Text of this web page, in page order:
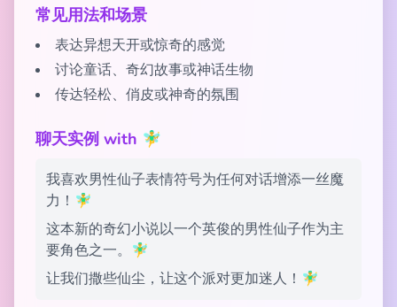
常见用法和场景
表达异想天开或惊奇的感觉
讨论童话、奇幻故事或神话生物
传达轻松、俏皮或神奇的氛围
聊天实例 with 🧚‍♂️
我喜欢男性仙子表情符号为任何对话增添一丝魔
力！🧚‍♂️
这本新的奇幻小说以一个英俊的男性仙子作为主
要角色之一。🧚‍♂️
让我们撒些仙尘，让这个派对更加迷人！🧚‍♂️